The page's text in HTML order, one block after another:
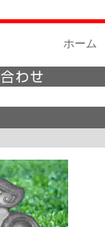
ホーム